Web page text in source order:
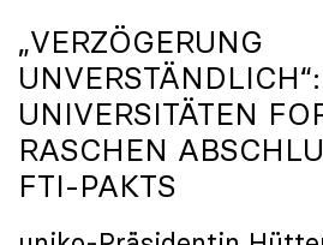
„VERZÖGERUNG
UNVERSTÄNDLICH“:
UNIVERSITÄTEN
RASCHEN
FTI-PAKTS